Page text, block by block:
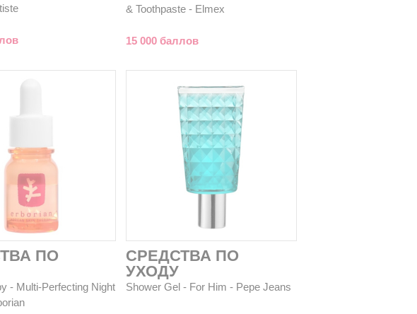
& Toothpaste - Elmex
15 000 баллов
ПО
- Multi-Perfecting Night
СРЕДСТВА ПО
УХОДУ
Shower Gel - For Him - Pepe Jeans